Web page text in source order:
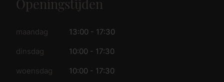
Openingstijden
maandag 13:00 - 17:30
dinsdag 10:00 - 17:30
woensdag 10:00 - 17:30